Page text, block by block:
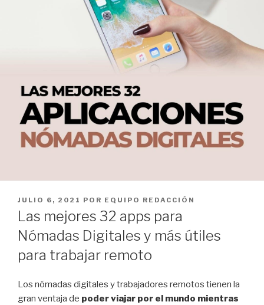
PUBLICADO
EL
JULIO 6, 2021 POR EQUIPO REDACCIÓN
Las mejores 32 apps para
Nómadas Digitales y más útiles
para trabajar remoto
Los nómadas digitales y trabajadores remotos tienen la
gran ventaja de poder viajar por el mundo mientras